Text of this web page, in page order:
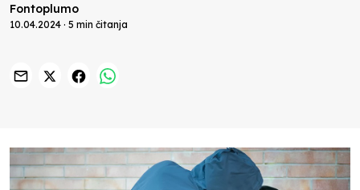
Fontoplumo
10.04.2024 · 5 min čitanja